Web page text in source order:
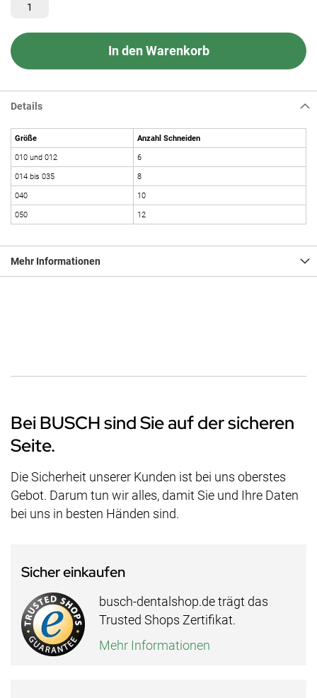
In den Warenkorb
Details
Größe
Anzahl Schneiden
010 und 012
6
014 bis 035
8
040
10
050
12
Mehr Informationen
Bei BUSCH sind Sie auf der sicheren
Seite.
Die Sicherheit unserer Kunden ist bei uns oberstes
Gebot. Darum tun wir alles, damit Sie und Ihre Daten
bei uns in besten Händen sind.
Sicher einkaufen
busch-dentalshop.de trägt das
Trusted Shops Zertifikat.
Mehr Informationen